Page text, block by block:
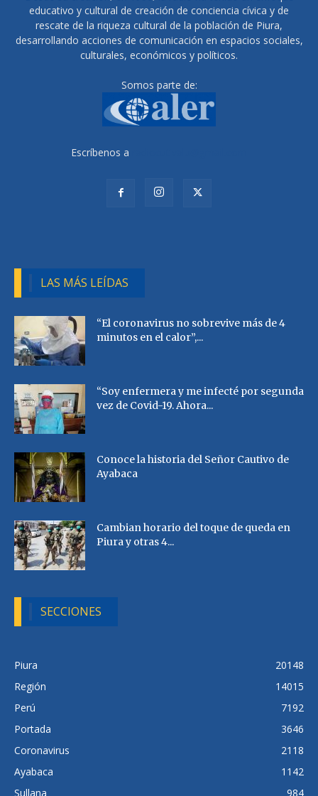
educativo y cultural de creación de conciencia cívica y de
rescate de la riqueza cultural de la población de Piura,
desarrollando acciones de comunicación en espacios sociales,
culturales, económicos y políticos.
Somos parte de:
Escríbenos a
LAS MÁS LEÍDAS
“El coronavirus no sobrevive más de 4
minutos en el calor”,...
“Soy enfermera y me infecté por segunda
vez de Covid-19. Ahora...
Conoce la historia del Señor Cautivo de
Ayabaca
Cambian horario del toque de queda en
Piura y otras 4...
SECCIONES
Piura
20148
Región
14015
Perú
7192
Portada
3646
Coronavirus
2118
Ayabaca
1142
Sullana
984